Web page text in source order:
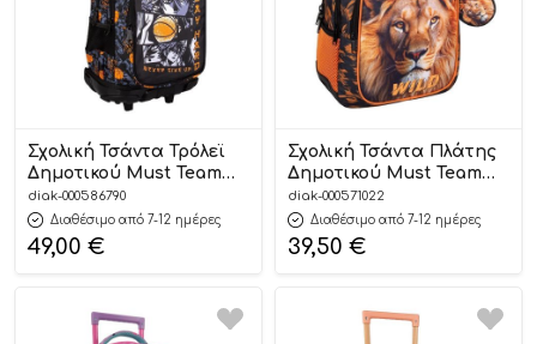
Σχολική Τσάντα Τρόλεϊ
Δημοτικού Must Team
Xpression Anime Boy 3
Θήκες (34x20x45cm)
5205698758720
diak-000586790
Διαθέσιμο από 7-12 ημέρες
49,00 €
Σχολική Τσάντα Πλάτης
Δημοτικού Must Team
Wild African Lion 3
Θήκες (32x18x43cm)
5205698728747
diak-000571022
Διαθέσιμο από 7-12 ημέρες
39,50 €